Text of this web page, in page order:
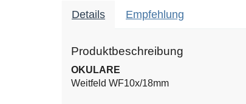
Details Empfehlung
Produktbeschreibung
OKULARE
Weitfeld WF10x/18mm